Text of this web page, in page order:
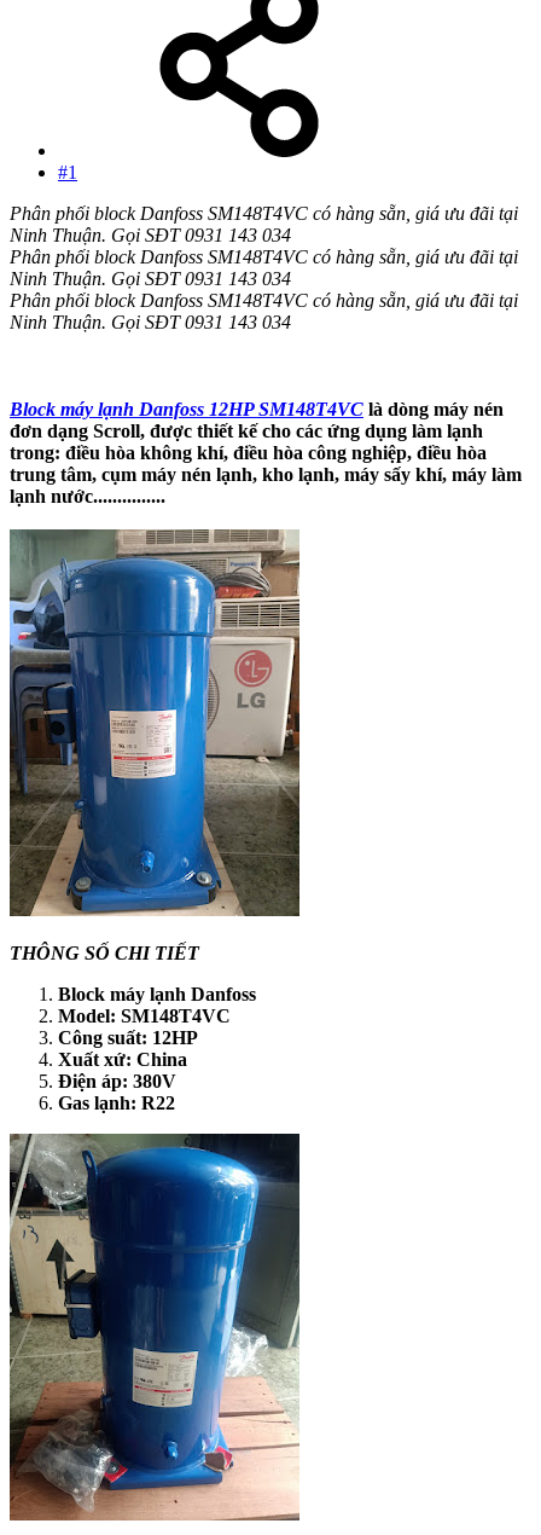
#1
Phân phối block Danfoss SM148T4VC có hàng sẵn, giá ưu đãi tại
Ninh Thuận. Gọi SĐT 0931 143 034
Phân phối block Danfoss SM148T4VC có hàng sẵn, giá ưu đãi tại
Ninh Thuận. Gọi SĐT 0931 143 034
Phân phối block Danfoss SM148T4VC có hàng sẵn, giá ưu đãi tại
Ninh Thuận. Gọi SĐT 0931 143 034
Block máy lạnh Danfoss 12HP SM148T4VC là dòng máy nén
đơn dạng Scroll, được thiết kế cho các ứng dụng làm lạnh
trong: điều hòa không khí, điều hòa công nghiệp, điều hòa
trung tâm, cụm máy nén lạnh, kho lạnh, máy sấy khí, máy làm
lạnh nước...............
THÔNG SỐ CHI TIẾT
Block máy lạnh Danfoss
Model: SM148T4VC
Công suất: 12HP
Xuất xứ: China
Điện áp: 380V
Gas lạnh: R22